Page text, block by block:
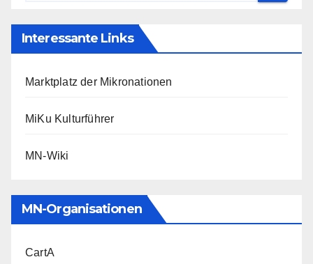
Interessante Links
Marktplatz der Mikronationen
MiKu Kulturführer
MN-Wiki
MN-Organisationen
CartA